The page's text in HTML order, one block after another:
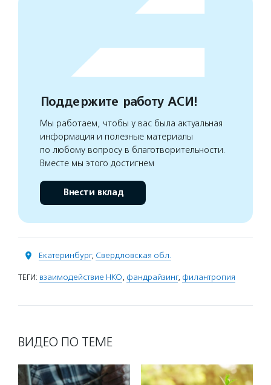
Поддержите работу АСИ!
Мы работаем, чтобы у вас была актуальная
информация и полезные материалы
по любому вопросу в благотворительности.
Вместе мы этого достигнем
Внести вклад
Екатеринбург, Свердловская обл.
ТЕГИ: взаимодействие НКО, фандрайзинг, филантропия
ВИДЕО ПО ТЕМЕ